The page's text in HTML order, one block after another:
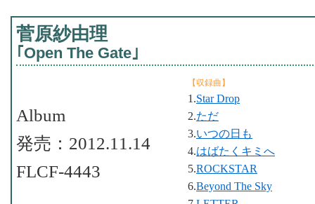
菅原紗由理
｢Open The Gate｣
【収録曲】
1.Star Drop
2.ただ
3.いつの日も
4.はばたくキミへ
5.ROCKSTAR
6.Beyond The Sky
Album
発売：2012.11.14
FLCF-4443